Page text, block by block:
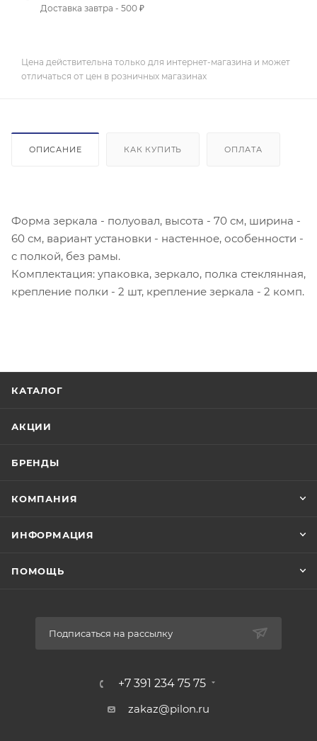
Доставка завтра - 500 ₽
Цена действительна только для интернет-магазина и может
отличаться от цен в розничных магазинах
ОПИСАНИЕ КАК КУПИТЬ ОПЛАТА
Форма зеркала - полуовал, высота - 70 см, ширина -
60 см, вариант установки - настенное, особенности -
с полкой, без рамы.
Комплектация: упаковка, зеркало, полка стеклянная,
крепление полки - 2 шт, крепление зеркала - 2 комп.
КАТАЛОГ
АКЦИИ
БРЕНДЫ
КОМПАНИЯ
ИНФОРМАЦИЯ
ПОМОЩЬ
Подписаться на рассылку
+7 391 234 75 75
zakaz@pilon.ru